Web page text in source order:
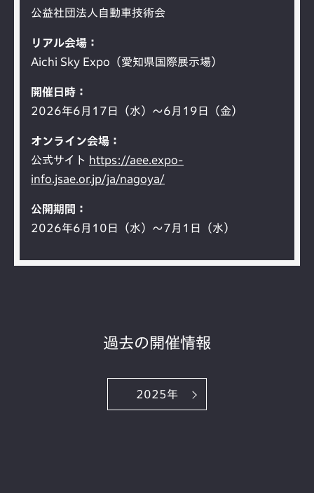
公益社団法人自動車技術会
リアル会場
Aichi Sky Expo（愛知県国際展示場）
開催日時
2026年6月17日（水）～6月19日（金）
オンライン会場
公式サイト https://aee.expo-
info.jsae.or.jp/ja/nagoya/
公開期間
2026年6月10日（水）～7月1日（水）
過去の開催情報
2025年